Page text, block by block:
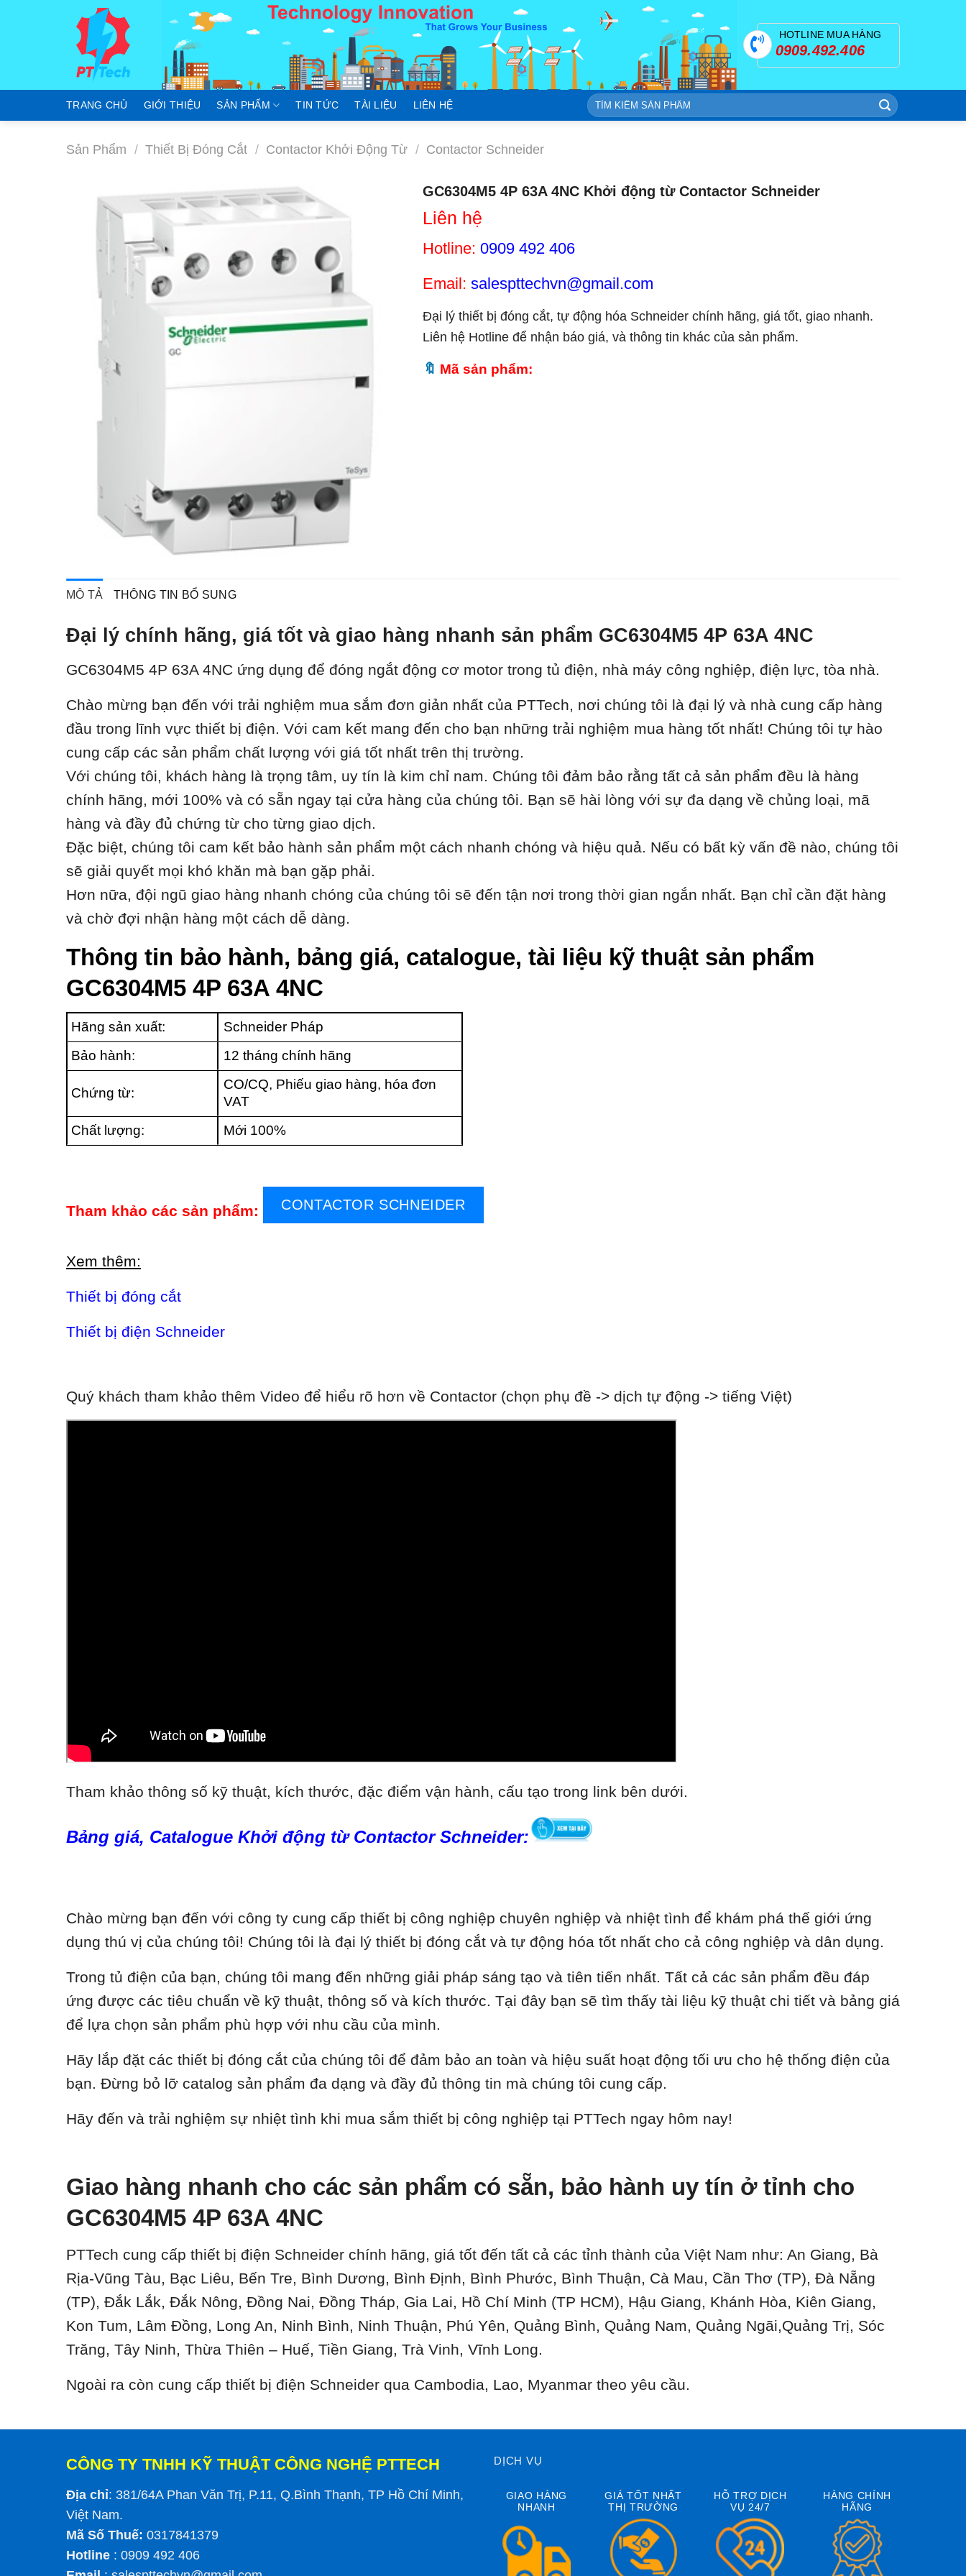
HOTLINE MUA HÀNG
0909.492.406
TRANG CHỦ GIỚI THIỆU SẢN PHẨM TIN TỨC TÀI LIỆU LIÊN HỆ
Tìm
kiếm:
Sản Phẩm / Thiết Bị Đóng Cắt / Contactor Khởi Động Từ / Contactor Schneider
GC6304M5 4P 63A 4NC Khởi động từ Contactor Schneider
Liên hệ
Hotline: 0909 492 406
Email: salespttechvn@gmail.com
Đại lý thiết bị đóng cắt, tự động hóa Schneider chính hãng, giá tốt, giao nhanh.
Liên hệ Hotline để nhận báo giá, và thông tin khác của sản phẩm.
Mã sản phẩm:
MÔ TẢ THÔNG TIN BỔ SUNG
Đại lý chính hãng, giá tốt và giao hàng nhanh sản phẩm GC6304M5 4P 63A 4NC
GC6304M5 4P 63A 4NC ứng dụng để đóng ngắt động cơ motor trong tủ điện, nhà máy công nghiệp, điện lực, tòa nhà.
Chào mừng bạn đến với trải nghiệm mua sắm đơn giản nhất của PTTech, nơi chúng tôi là đại lý và nhà cung cấp hàng
đầu trong lĩnh vực thiết bị điện. Với cam kết mang đến cho bạn những trải nghiệm mua hàng tốt nhất! Chúng tôi tự hào
cung cấp các sản phẩm chất lượng với giá tốt nhất trên thị trường.
Với chúng tôi, khách hàng là trọng tâm, uy tín là kim chỉ nam. Chúng tôi đảm bảo rằng tất cả sản phẩm đều là hàng
chính hãng, mới 100% và có sẵn ngay tại cửa hàng của chúng tôi. Bạn sẽ hài lòng với sự đa dạng về chủng loại, mã
hàng và đầy đủ chứng từ cho từng giao dịch.
Đặc biệt, chúng tôi cam kết bảo hành sản phẩm một cách nhanh chóng và hiệu quả. Nếu có bất kỳ vấn đề nào, chúng tôi
sẽ giải quyết mọi khó khăn mà bạn gặp phải.
Hơn nữa, đội ngũ giao hàng nhanh chóng của chúng tôi sẽ đến tận nơi trong thời gian ngắn nhất. Bạn chỉ cần đặt hàng
và chờ đợi nhận hàng một cách dễ dàng.
Thông tin bảo hành, bảng giá, catalogue, tài liệu kỹ thuật sản phẩm
GC6304M5 4P 63A 4NC
Hãng sản xuất:
Schneider Pháp
Bảo hành:
12 tháng chính hãng
Chứng từ:
CO/CQ, Phiếu giao hàng, hóa đơn
VAT
Chất lượng:
Mới 100%
Tham khảo các sản phẩm: CONTACTOR SCHNEIDER
Xem thêm:
Thiết bị đóng cắt
Thiết bị điện Schneider
Quý khách tham khảo thêm Video để hiểu rõ hơn về Contactor (chọn phụ đề -> dịch tự động -> tiếng Việt)
Tham khảo thông số kỹ thuật, kích thước, đặc điểm vận hành, cấu tạo trong link bên dưới.
Bảng giá, Catalogue Khởi động từ Contactor Schneider:
Chào mừng bạn đến với công ty cung cấp thiết bị công nghiệp chuyên nghiệp và nhiệt tình để khám phá thế giới ứng
dụng thú vị của chúng tôi! Chúng tôi là đại lý thiết bị đóng cắt và tự động hóa tốt nhất cho cả công nghiệp và dân dụng.
Trong tủ điện của bạn, chúng tôi mang đến những giải pháp sáng tạo và tiên tiến nhất. Tất cả các sản phẩm đều đáp
ứng được các tiêu chuẩn về kỹ thuật, thông số và kích thước. Tại đây bạn sẽ tìm thấy tài liệu kỹ thuật chi tiết và bảng giá
để lựa chọn sản phẩm phù hợp với nhu cầu của mình.
Hãy lắp đặt các thiết bị đóng cắt của chúng tôi để đảm bảo an toàn và hiệu suất hoạt động tối ưu cho hệ thống điện của
bạn. Đừng bỏ lỡ catalog sản phẩm đa dạng và đầy đủ thông tin mà chúng tôi cung cấp.
Hãy đến và trải nghiệm sự nhiệt tình khi mua sắm thiết bị công nghiệp tại PTTech ngay hôm nay!
Giao hàng nhanh cho các sản phẩm có sẵn, bảo hành uy tín ở tỉnh cho
GC6304M5 4P 63A 4NC
PTTech cung cấp thiết bị điện Schneider chính hãng, giá tốt đến tất cả các tỉnh thành của Việt Nam như: An Giang, Bà
Rịa-Vũng Tàu, Bạc Liêu, Bến Tre, Bình Dương, Bình Định, Bình Phước, Bình Thuận, Cà Mau, Cần Thơ (TP), Đà Nẵng
(TP), Đắk Lắk, Đắk Nông, Đồng Nai, Đồng Tháp, Gia Lai, Hồ Chí Minh (TP HCM), Hậu Giang, Khánh Hòa, Kiên Giang,
Kon Tum, Lâm Đồng, Long An, Ninh Bình, Ninh Thuận, Phú Yên, Quảng Bình, Quảng Nam, Quảng Ngãi,Quảng Trị, Sóc
Trăng, Tây Ninh, Thừa Thiên – Huế, Tiền Giang, Trà Vinh, Vĩnh Long.
Ngoài ra còn cung cấp thiết bị điện Schneider qua Cambodia, Lao, Myanmar theo yêu cầu.
CÔNG TY TNHH KỸ THUẬT CÔNG NGHỆ PTTECH
Địa chỉ: 381/64A Phan Văn Trị, P.11, Q.Bình Thạnh, TP Hồ Chí Minh,
Việt Nam.
Mã Số Thuế: 0317841379
Hotline : 0909 492 406
DỊCH VỤ
GIAO HÀNG
NHANH
GIÁ TỐT NHẤT
THỊ TRƯỜNG
HỖ TRỢ DỊCH
VỤ 24/7
HÀNG CHÍNH
HÃNG